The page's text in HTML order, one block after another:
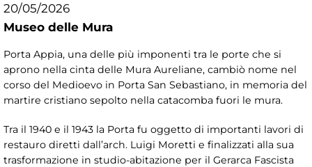
20/05/2026
Museo delle Mura
Porta Appia, una delle più imponenti tra le porte che si
aprono nella cinta delle Mura Aureliane, cambiò nome nel
corso del Medioevo in Porta San Sebastiano, in memoria del
martire cristiano sepolto nella catacomba fuori le mura.
Tra il 1940 e il 1943 la Porta fu oggetto di importanti lavori di
restauro diretti dall’arch. Luigi Moretti e finalizzati alla sua
trasformazione in studio-abitazione per il Gerarca Fascista